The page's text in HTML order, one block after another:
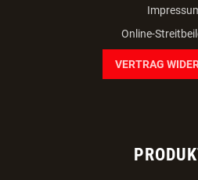
Online-
VERTRAG